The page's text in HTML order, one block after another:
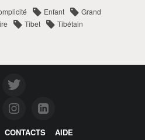
Enfant
Grand
Tibet Tibétain
CONTACTS AIDE